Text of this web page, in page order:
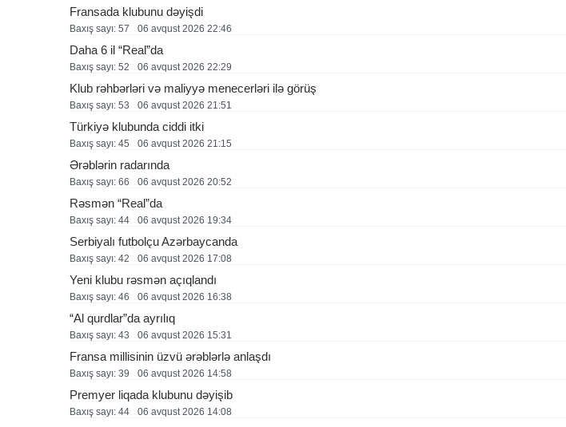
Fransada klubunu dəyişdi
Baxış sayı: 57 06 avqust 2026 22:46
Daha 6 il “Real”da
Baxış sayı: 52 06 avqust 2026 22:29
Klub rəhbərləri və maliyyə menecerləri ilə görüş
Baxış sayı: 53 06 avqust 2026 21:51
Türkiyə klubunda ciddi itki
Baxış sayı: 45 06 avqust 2026 21:15
Ərəblərin radarında
Baxış sayı: 66 06 avqust 2026 20:52
Rəsmən “Real”da
Baxış sayı: 44 06 avqust 2026 19:34
Serbiyalı futbolçu Azərbaycanda
Baxış sayı: 42 06 avqust 2026 17:08
Yeni klubu rəsmən açıqlandı
Baxış sayı: 46 06 avqust 2026 16:38
“Al qurdlar”da ayrılıq
Baxış sayı: 43 06 avqust 2026 15:31
Fransa millisinin üzvü ərəblərlə anlaşdı
Baxış sayı: 39 06 avqust 2026 14:58
Premyer liqada klubunu dəyişib
Baxış sayı: 44 06 avqust 2026 14:08